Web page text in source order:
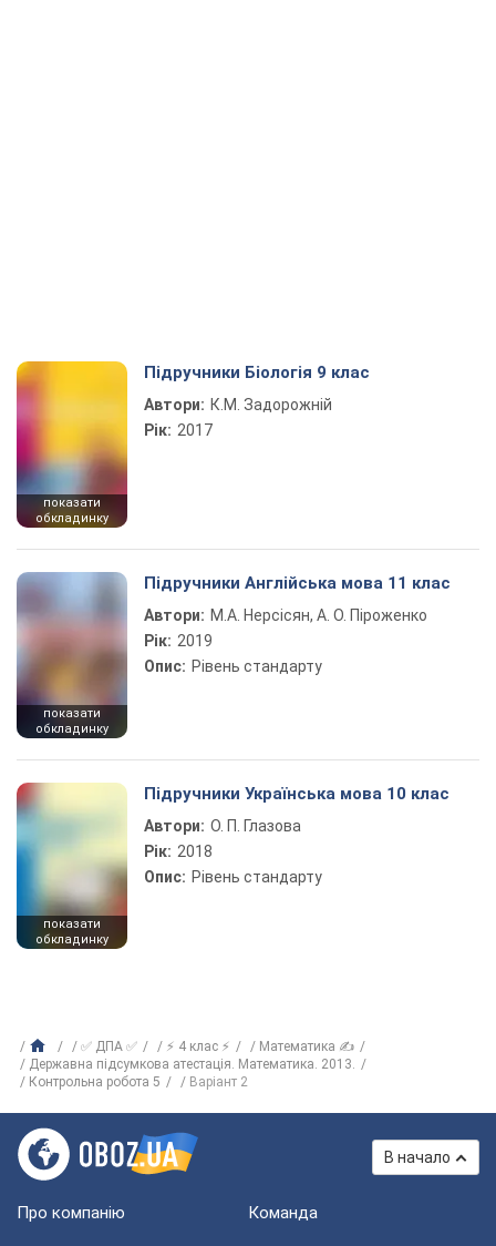
показати
обкладинку
Підручники Біологія 9 клас
Автори: К.М. Задорожній
Рік: 2017
показати
обкладинку
Підручники Англійська мова 11 клас
Автори: М.А. Нерсісян, А. О. Піроженко
Рік: 2019
Опис: Рівень стандарту
показати
обкладинку
Підручники Українська мова 10 клас
Автори: О. П. Глазова
Рік: 2018
Опис: Рівень стандарту
✅ ДПА ✅ ⚡ 4 клас ⚡
Математика ✍
Державна підсумкова атестація. Математика. 2013.
Контрольна робота 5
Варіант 2
В начало
Про компанію Команда